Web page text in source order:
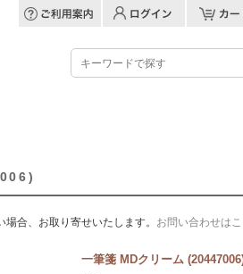
合、お取り寄せいたします。 お問い合わせは
一筆箋 MDクリーム